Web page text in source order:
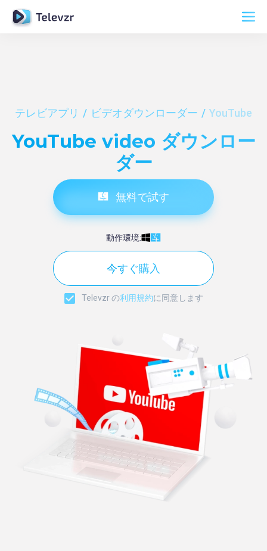
テレビアプリ ビデオダウンローダー YouTube
YouTube video ダウンロー
ダー
無料で試す
動作環境:
今すぐ購入
Televzr の利用規約に同意します